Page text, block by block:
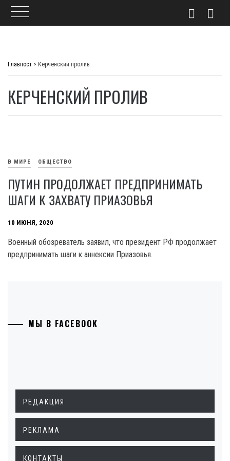
Главпост > Керченский пролив
КЕРЧЕНСКИЙ ПРОЛИВ
В МИРЕ ОБЩЕСТВО
ПУТИН ПРОДОЛЖАЕТ ПРЕДПРИНИМАТЬ
ШАГИ К ЗАХВАТУ ПРИАЗОВЬЯ
10 ИЮНЯ, 2020
Военный обозреватель заявил, что президент РФ продолжает
предпринимать шаги к аннексии Приазовья.
МЫ В FACEBOOK
РЕДАКЦИЯ
РЕКЛАМА
КОНТАКТЫ